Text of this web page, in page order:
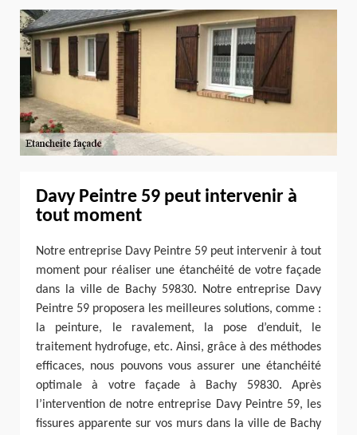
Davy Peintre 59 peut intervenir à
tout moment
Notre entreprise Davy Peintre 59 peut intervenir à tout
moment pour réaliser une étanchéité de votre façade
dans la ville de Bachy 59830. Notre entreprise Davy
Peintre 59 proposera les meilleures solutions, comme :
la peinture, le ravalement, la pose d’enduit, le
traitement hydrofuge, etc. Ainsi, grâce à des méthodes
efficaces, nous pouvons vous assurer une étanchéité
optimale à votre façade à Bachy 59830. Après
l’intervention de notre entreprise Davy Peintre 59, les
fissures apparente sur vos murs dans la ville de Bachy